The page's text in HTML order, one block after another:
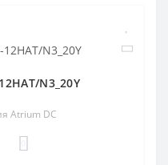
N3_20Y
Atrium DC